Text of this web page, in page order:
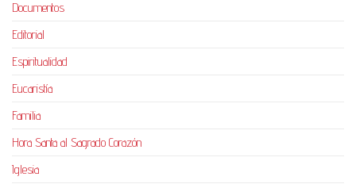
Documentos
Editorial
Espiritualidad
Eucaristía
Familia
Hora Santa al Sagrado Corazón
Iglesia